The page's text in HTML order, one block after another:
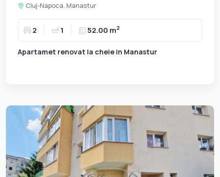
Cluj-Napoca, Manastur
2 1 52.00 m2
Apartamet renovat la cheie in Manastur